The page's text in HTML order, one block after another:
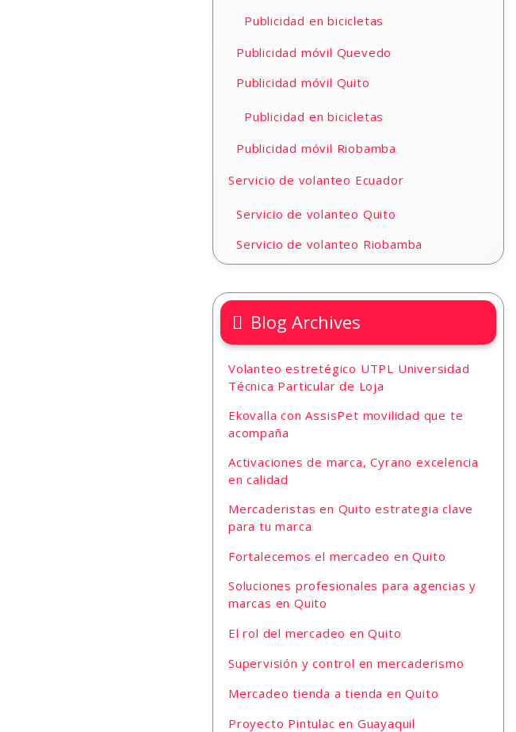
Publicidad en bicicletas
Publicidad móvil Quevedo
Publicidad móvil Quito
Publicidad en bicicletas
Publicidad móvil Riobamba
Servicio de volanteo Ecuador
Servicio de volanteo Quito
Servicio de volanteo Riobamba
Blog Archives
Volanteo estretégico UTPL Universidad
Técnica Particular de Loja
Ekovalla con AssisPet movilidad que te
acompaña
Activaciones de marca, Cyrano excelencia
en calidad
Mercaderistas en Quito estrategia clave
para tu marca
Fortalecemos el mercadeo en Quito
Soluciones profesionales para agencias y
marcas en Quito
El rol del mercadeo en Quito
Supervisión y control en mercaderismo
Mercadeo tienda a tienda en Quito
Proyecto Pintulac en Guayaquil